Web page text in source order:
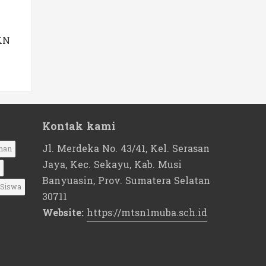
Siswa
Kontak kami
Jl. Merdeka No. 43/41, Kel. Serasan
Jaya, Kec. Sekayu, Kab. Musi
Banyuasin, Prov. Sumatera Selatan
30711
Website: https://mtsn1muba.sch.id